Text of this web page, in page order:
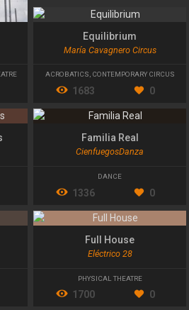
Equilibrium
María Cavagnero Circus
ACROBATICS, CONTEMPORARY CIRCUS
1683 0
Familia Real
CienfuegosDanza
DANCE
1336 0
Full House
Eléctrico 28
PHYSICAL THEATRE
1700 0